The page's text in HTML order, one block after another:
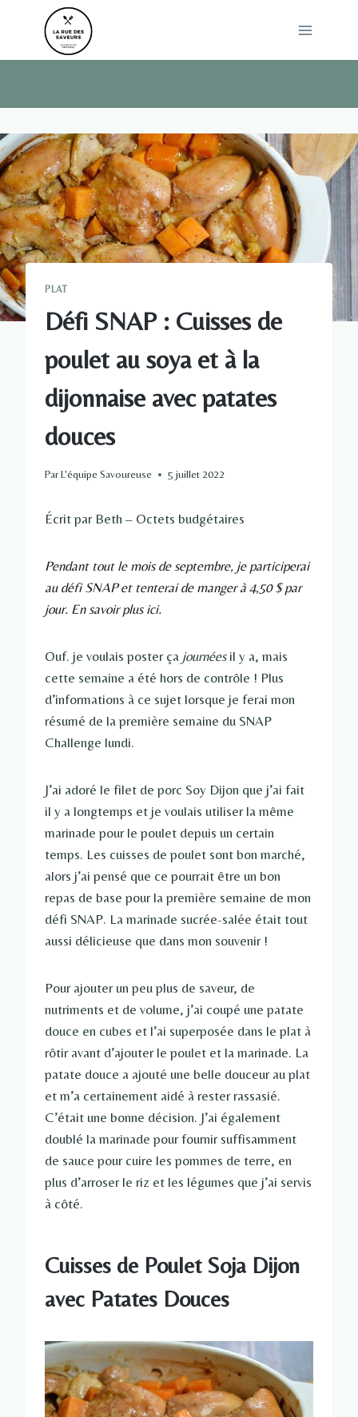
PLAT
Défi SNAP : Cuisses de
poulet au soya et à la
dijonnaise avec patates
douces
ParL'équipe Savoureuse 5 juillet 2022
Écrit par Beth – Octets budgétaires
Pendant tout le mois de septembre, je participerai
au défi SNAP et tenterai de manger à 4,50 $ par
jour. En savoir plus ici.
Ouf. je voulais poster ça journéesil y a, mais
cette semaine a été hors de contrôle ! Plus
d’informations à ce sujet lorsque je ferai mon
résumé de la première semaine du SNAP
Challenge lundi.
J’ai adoré le filet de porc Soy Dijon que j’ai fait
il y a longtemps et je voulais utiliser la même
marinade pour le poulet depuis un certain
temps. Les cuisses de poulet sont bon marché,
alors j’ai pensé que ce pourrait être un bon
repas de base pour la première semaine de mon
défi SNAP. La marinade sucrée-salée était tout
aussi délicieuse que dans mon souvenir !
Pour ajouter un peu plus de saveur, de
nutriments et de volume, j’ai coupé une patate
douce en cubes et l’ai superposée dans le plat à
rôtir avant d’ajouter le poulet et la marinade. La
patate douce a ajouté une belle douceur au plat
et m’a certainement aidé à rester rassasié.
C’était une bonne décision. J’ai également
doublé la marinade pour fournir suffisamment
de sauce pour cuire les pommes de terre, en
plus d’arroser le riz et les légumes que j’ai servis
à côté.
Cuisses de Poulet Soja Dijon
avec Patates Douces